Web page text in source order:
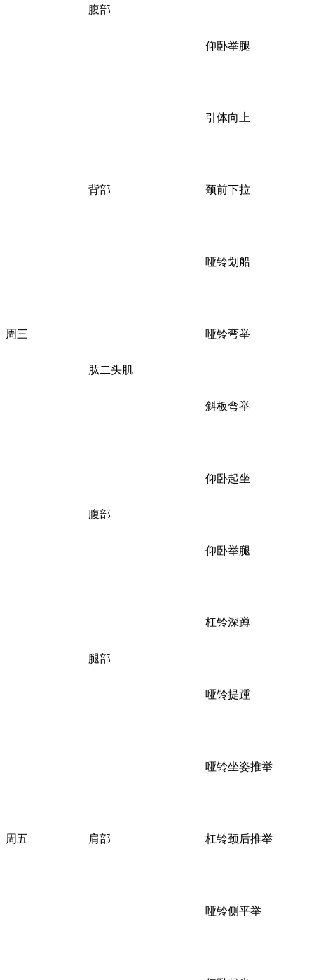
腹部
仰卧举腿
周三
背部
引体向上
颈前下拉
哑铃划船
肱二头肌
哑铃弯举
斜板弯举
腹部
仰卧起坐
仰卧举腿
周五
腿部
杠铃深蹲
哑铃提踵
肩部
哑铃坐姿推举
杠铃颈后推举
哑铃侧平举